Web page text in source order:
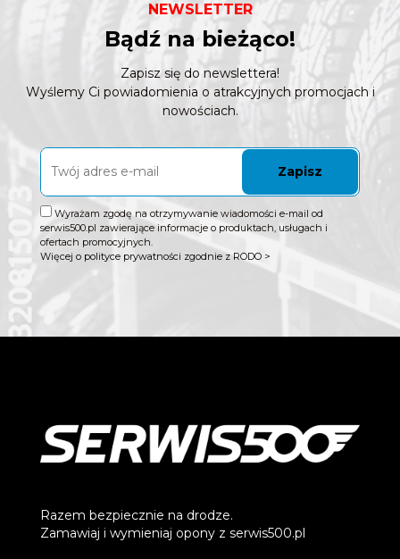
NEWSLETTER
Bądź na bieżąco!
Zapisz się do newslettera!
Wyślemy Ci powiadomienia o atrakcyjnych promocjach i
nowościach.
Zapisz
Wyrażam zgodę na otrzymywanie wiadomości e-mail od
serwis500.pl zawierające informacje o produktach, usługach i
ofertach promocyjnych.
Więcej o polityce prywatności zgodnie z RODO >
Razem bezpiecznie na drodze.
Zamawiaj i wymieniaj opony z serwis500.pl